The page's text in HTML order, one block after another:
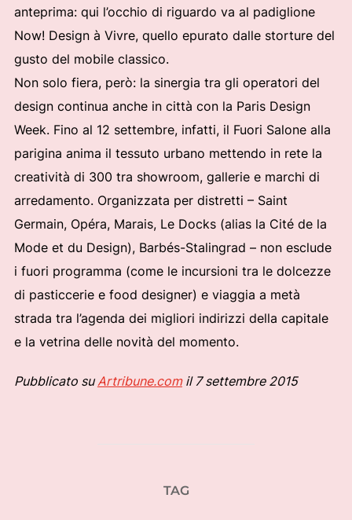
anteprima: qui l’occhio di riguardo va al padiglione
Now! Design à Vivre, quello epurato dalle storture del
gusto del mobile classico.
Non solo fiera, però: la sinergia tra gli operatori del
design continua anche in città con la Paris Design
Week. Fino al 12 settembre, infatti, il Fuori Salone alla
parigina anima il tessuto urbano mettendo in rete la
creatività di 300 tra showroom, gallerie e marchi di
arredamento. Organizzata per distretti – Saint
Germain, Opéra, Marais, Le Docks (alias la Cité de la
Mode et du Design), Barbés-Stalingrad – non esclude
i fuori programma (come le incursioni tra le dolcezze
di pasticcerie e food designer) e viaggia a metà
strada tra l’agenda dei migliori indirizzi della capitale
e la vetrina delle novità del momento.
Pubblicato suArtribune.comil 7 settembre 2015
TAG